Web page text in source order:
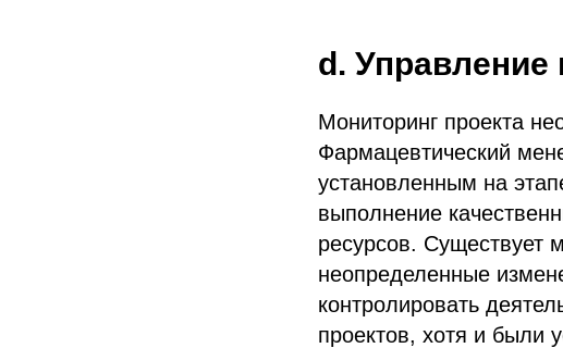
d. Управление
Мониторинг проекта
Фармацевтический
установленным на
выполнение
ресурсов. Существует
неопределенные
контролировать
проектов, хотя и были